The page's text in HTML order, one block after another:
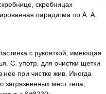
скребницах
парадигма по А. А.
с рукояткой, имеющая
С. употр. для очистки щетки
при чистке жив. Иногда
загрязненных мест тела,